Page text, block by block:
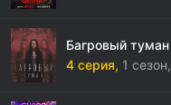
Багровый туман
4 серия, 1 сезон,